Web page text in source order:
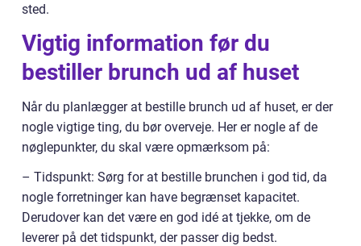
sted.
Vigtig information før du
bestiller brunch ud af huset
Når du planlægger at bestille brunch ud af huset, er der
nogle vigtige ting, du bør overveje. Her er nogle af de
nøglepunkter, du skal være opmærksom på:
– Tidspunkt: Sørg for at bestille brunchen i god tid, da
nogle forretninger kan have begrænset kapacitet.
Derudover kan det være en god idé at tjekke, om de
leverer på det tidspunkt, der passer dig bedst.